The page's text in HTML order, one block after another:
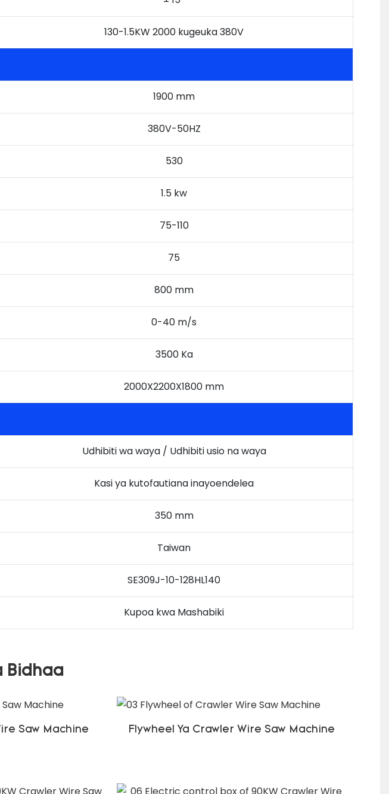
130-1.5KW 2000 kugeuka 380V
1900 mm
380V-50HZ
530
1.5 kw
75-110
75
800 mm
0-40 m/s
3500 Ka
2000X2200X1800 mm
Udhibiti wa waya / Udhibiti usio na waya
Kasi ya kutofautiana inayoendelea
350 mm
Taiwan
SE309J-10-128HL140
Kupoa kwa Mashabiki
Bidhaa
Saw Machine Flywheel Ya Crawler Wire Saw Machine